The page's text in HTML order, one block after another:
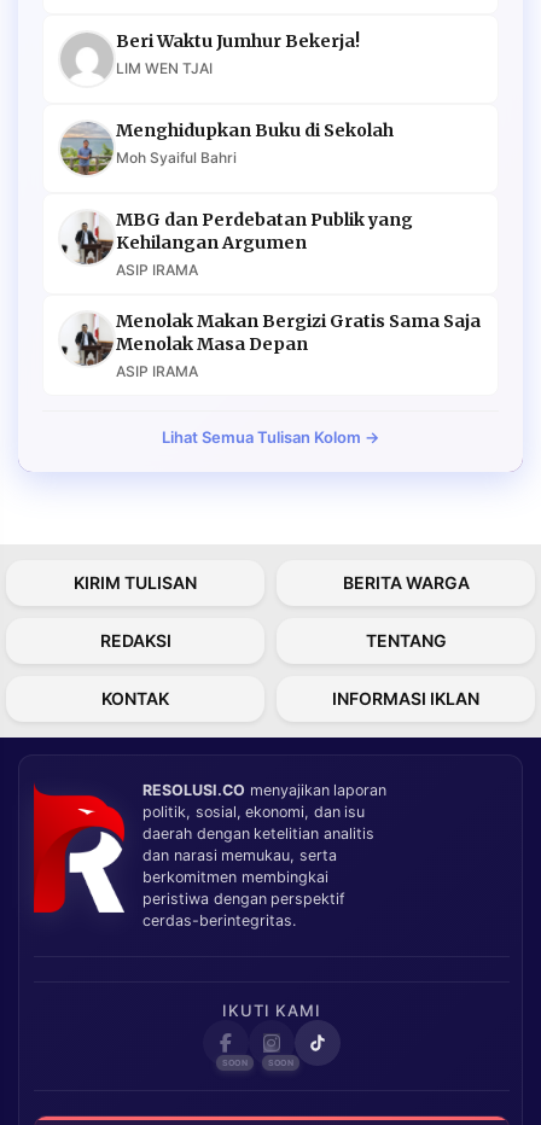
Beri Waktu Jumhur Bekerja!
LIM WEN TJAI
Menghidupkan Buku di Sekolah
Moh Syaiful Bahri
MBG dan Perdebatan Publik yang
Kehilangan Argumen
ASIP IRAMA
Menolak Makan Bergizi Gratis Sama Saja
Menolak Masa Depan
ASIP IRAMA
Lihat Semua Tulisan Kolom →
KIRIM TULISAN BERITA WARGA
REDAKSI TENTANG
KONTAK INFORMASI IKLAN
RESOLUSI.CO menyajikan laporan
politik, sosial, ekonomi, dan isu
daerah dengan ketelitian analitis
dan narasi memukau, serta
berkomitmen membingkai
peristiwa dengan perspektif
cerdas-berintegritas.
IKUTI KAMI